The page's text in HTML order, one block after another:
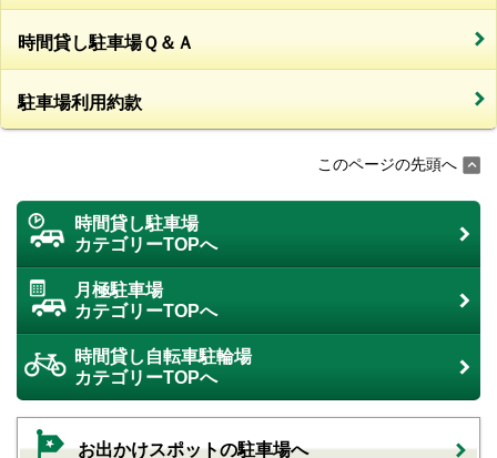
時間貸し駐車場Ｑ＆Ａ
駐車場利用約款
このページの先頭へ
時間貸し駐車場
カテゴリーTOPへ
月極駐車場
カテゴリーTOPへ
時間貸し自転車駐輪場
カテゴリーTOPへ
お出かけスポットの駐車場へ